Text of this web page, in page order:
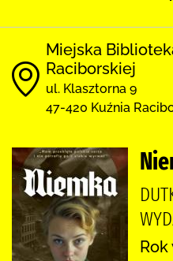
Miejska
Raciborskiej
ul. Klasztorna 9
47-420 Kuźnia
Rok